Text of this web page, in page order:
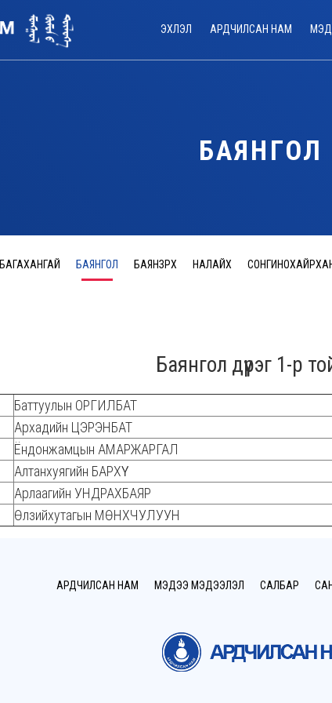
ЭХЛЭЛ АРДЧИЛСАН НАМ
БАЯНГОЛ
БАГАХАНГАЙ БАЯНГОЛ БАЯНЗҮРХ НАЛАЙХ
Баянгол дүүрэг 1-р
Баттуулын ОРГИЛБАТ
Архадийн ЦЭРЭНБАТ
Ёндонжамцын АМАРЖАРГАЛ
Алтанхуягийн БАРХҮҮ
Арлаагийн УНДРАХБАЯР
Өлзийхутагын МӨНХЧУЛУУН
АРДЧИЛСАН НАМ МЭДЭЭ МЭДЭЭЛЭЛ САЛБАР